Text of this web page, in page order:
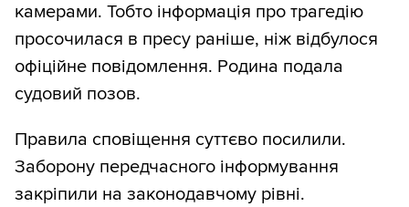
камерами. Тобто інформація про трагедію
просочилася в пресу раніше, ніж відбулося
офіційне повідомлення. Родина подала
судовий позов.
Правила сповіщення суттєво посилили.
Заборону передчасного інформування
закріпили на законодавчому рівні.